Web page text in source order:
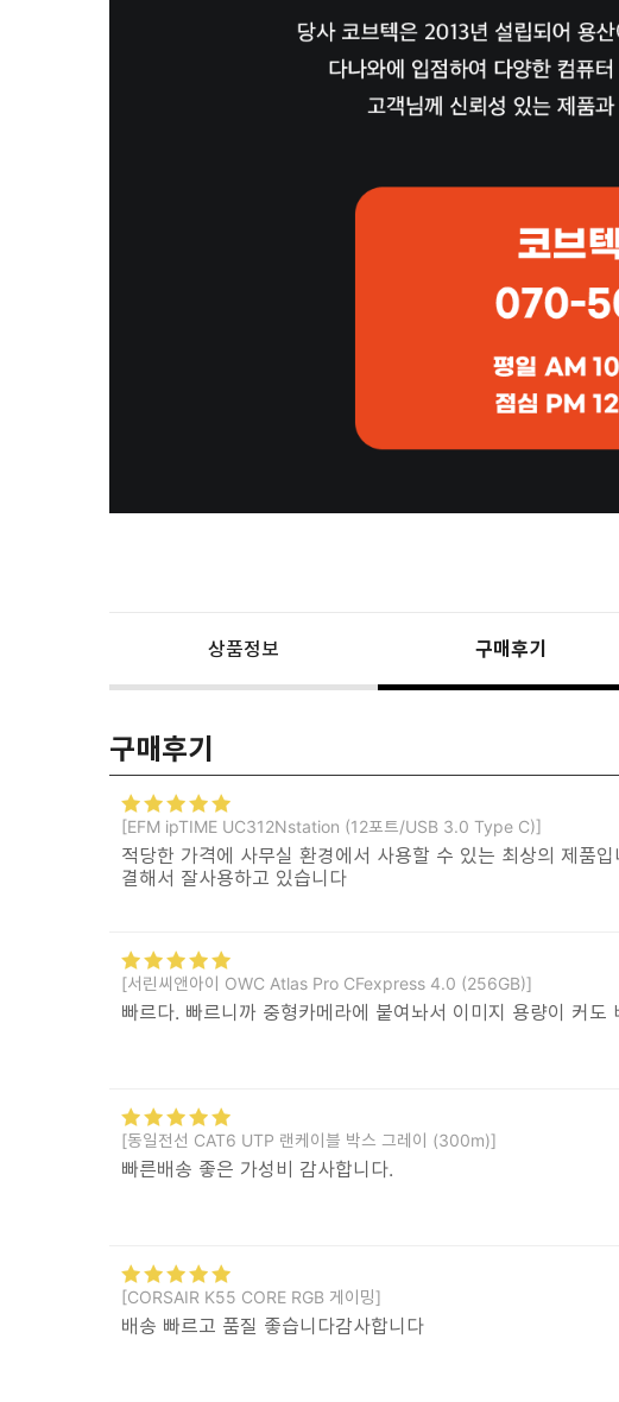
상품정보 구매후기
구매후기
[EFM ipTIME UC312Nstation (12포트/USB 3.0 Type C)]
적당한 가격에 사무실 환경에서 사용할 수 있는 최상의 제품
결해서 잘사용하고 있습니다
[서린씨앤아이 OWC Atlas Pro CFexpress 4.0 (256GB)]
빠르다. 빠르니까 중형카메라에 붙여놔서 이미지 용량이 커도
[동일전선 CAT6 UTP 랜케이블 박스 그레이 (300m)]
빠른배송 좋은 가성비 감사합니다.
[CORSAIR K55 CORE RGB 게이밍]
배송 빠르고 품질 좋습니다감사합니다